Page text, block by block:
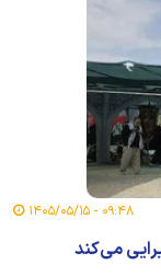
۰۹:۴۸ - ۱۴۰۵/۰۵/۱۵